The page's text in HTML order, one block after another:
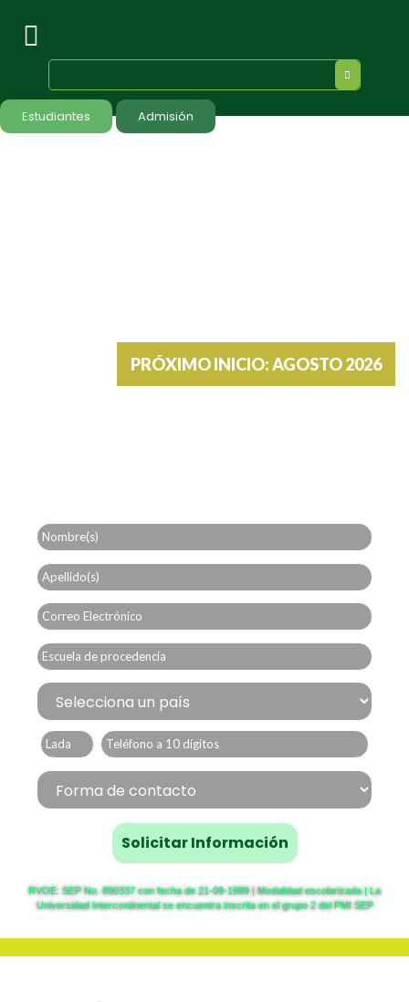
Estudiantes Admisión
PRÓXIMO INICIO: AGOSTO 2026
RVOE: SEP No. 890337 con fecha de 21-09-1989 | Modalidad escolarizada | La
Universidad Intercontinental se encuentra inscrita en el grupo 2 del PMI SEP